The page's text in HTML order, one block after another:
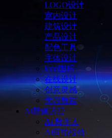
LOGO设计
室内设计
建筑设计
产品设计
配色工具
字体设计
icon图标
在线设计
创意灵感
学习教程
Ai新媒运营
Ai 数字人
Ai商拍模特